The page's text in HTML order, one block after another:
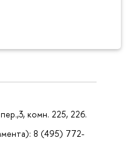
комн. 225, 226.
8 (495) 772-